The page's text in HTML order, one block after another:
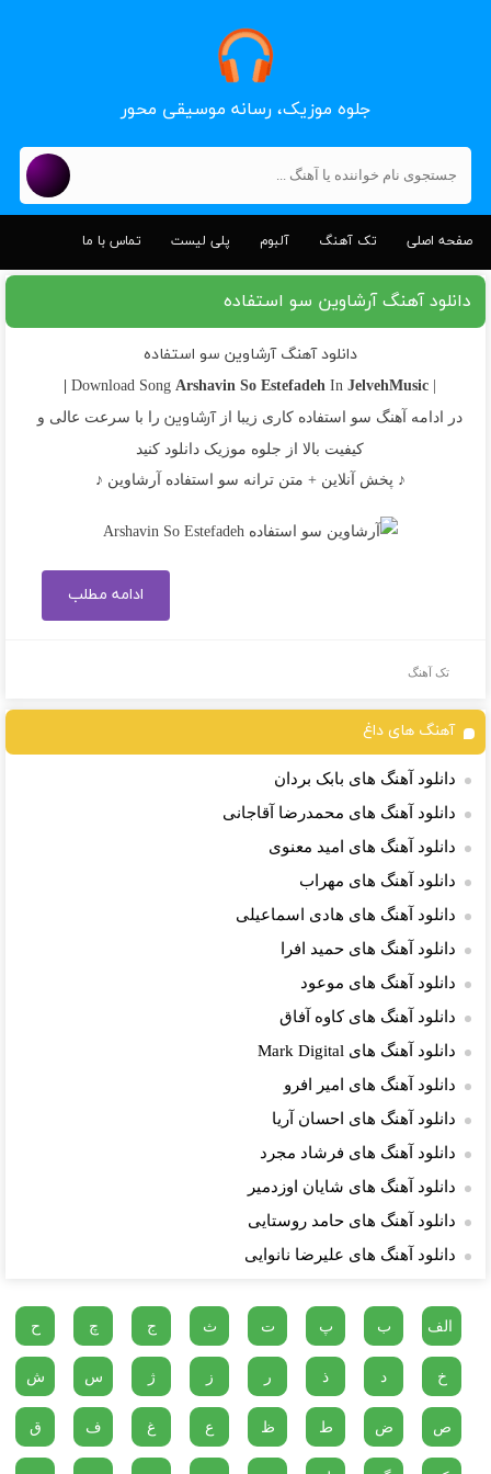
جلوه موزیک، رسانه موسیقی محور
صفحه اصلی تک آهنگ آلبوم پلی لیست تماس با ما
دانلود آهنگ آرشاوین سو استفاده
دانلود آهنگ آرشاوین سو استفاده
Arshavin So Estefadeh InJelvehMusic |
در ادامه آهنگ سو استفاده کاری زیبا ازآرشاوینرا با سرعت عالی و
کیفیت بالا از جلوه موزیک دانلود کنید
♪ پخش آنلاین + متن ترانه سو استفاده آرشاوین ♪
ادامه مطلب
تک آهنگ
آهنگ های داغ
دانلود آهنگ های بابک بردان
دانلود آهنگ های محمدرضا آقاجانی
دانلود آهنگ های امید معنوی
دانلود آهنگ های مهراب
دانلود آهنگ های هادی اسماعیلی
دانلود آهنگ های حمید افرا
دانلود آهنگ های موعود
دانلود آهنگ های کاوه آفاق
دانلود آهنگ های Mark Digital
دانلود آهنگ های امیر افرو
دانلود آهنگ های احسان آریا
دانلود آهنگ های فرشاد مجرد
دانلود آهنگ های شایان اوزدمیر
دانلود آهنگ های حامد روستایی
دانلود آهنگ های علیرضا نانوایی
الف ب پ ت ث ج چ ح
خ د ذ ر ز ژ س ش
ص ض ط ظ ع غ ف ق